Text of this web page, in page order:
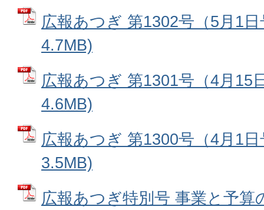
広報あつぎ 第1302号（5月1
4.7MB)
広報あつぎ 第1301号（4月15
4.6MB)
広報あつぎ 第1300号（4月1
3.5MB)
広報あつぎ特別号 事業と予